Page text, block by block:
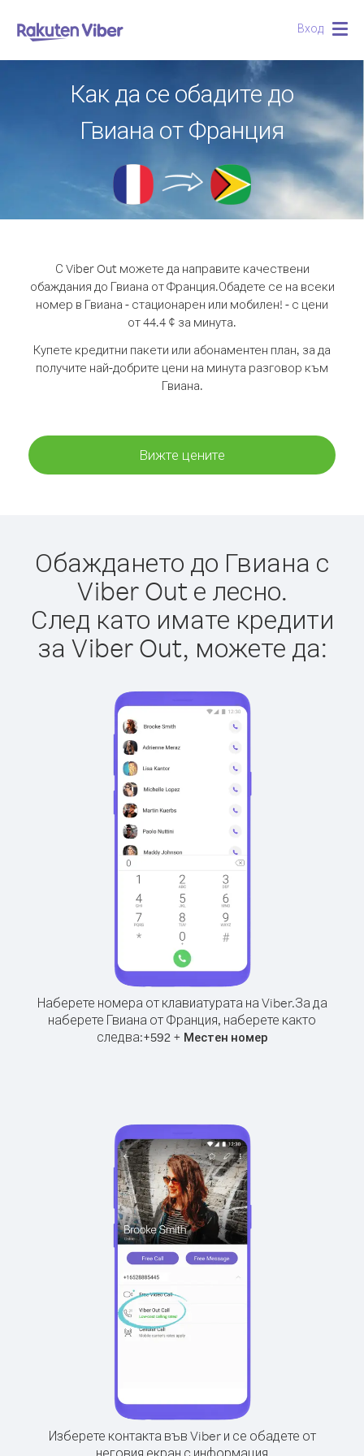
Вход
Как да се обадите до
Гвиана от Франция
С Viber Out можете да направите качествени
обаждания до Гвиана от Франция.Обадете се на всеки
номер в Гвиана - стационарен или мобилен! - с цени
от 44.4 ¢ за минута.
Купете кредитни пакети или абонаментен план, за да
получите най-добрите цени на минута разговор към
Гвиана.
Вижте цените
Обаждането до Гвиана с
Viber Out е лесно.
След като имате кредити
за Viber Out, можете да:
Наберете номера от клавиатурата на Viber.За да
наберете Гвиана от Франция, наберете както
следва:+592+ Местен номер
Изберете контакта във Viber и се обадете от
неговия екран с информация